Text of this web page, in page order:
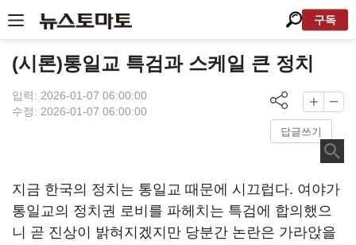
구독
(시론)통일교 특검과 스케일 큰 정치
입력: 2026-01-07 06:00:00
수정: 2026-01-07 06:00:00
답글쓰기
지금 한국의 정치는 통일교 때문에 시끄럽다. 여야가
통일교의 정치권 로비를 파헤치는 특검에 합의했으
니 곧 진상이 밝혀지겠지만 당분간 논란은 가라앉을